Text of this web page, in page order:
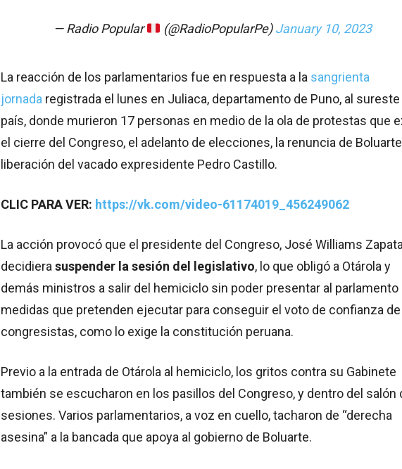
— Radio Popular (@RadioPopularPe)January 10, 2023
La reacción de los parlamentarios fue en respuesta a la sangrienta
jornada registrada el lunes en Juliaca, departamento de Puno, al sureste
país, donde murieron 17 personas en medio de la ola de protestas que
el cierre del Congreso, el adelanto de elecciones, la renuncia de
liberación del vacado expresidente Pedro Castillo.
CLIC PARA VER: https://vk.com/video-61174019_456249062
La acción provocó que el presidente del Congreso, José Williams
decidierasuspender la sesión del legislativo, lo que obligó a Otárola y
demás ministros a salir del hemiciclo sin poder presentar al parlamento
medidas que pretenden ejecutar para conseguir el voto de confianza
congresistas, como lo exige la constitución peruana.
Previo a la entrada de Otárola al hemiciclo, los gritos contra su Gabinete
también se escucharon en los pasillos del Congreso, y dentro del salón
sesiones. Varios parlamentarios, a voz en cuello, tacharon de “derecha
asesina” a la bancada que apoya al gobierno de Boluarte.